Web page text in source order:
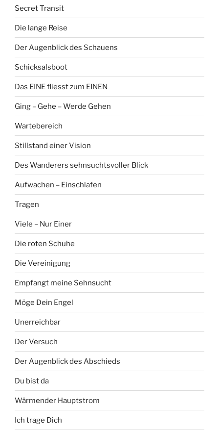
Secret Transit
Die lange Reise
Der Augenblick des Schauens
Schicksalsboot
Das EINE fliesst zum EINEN
Ging – Gehe – Werde Gehen
Wartebereich
Stillstand einer Vision
Des Wanderers sehnsuchtsvoller Blick
Aufwachen – Einschlafen
Tragen
Viele – Nur Einer
Die roten Schuhe
Die Vereinigung
Empfangt meine Sehnsucht
Möge Dein Engel
Unerreichbar
Der Versuch
Der Augenblick des Abschieds
Du bist da
Wärmender Hauptstrom
Ich trage Dich